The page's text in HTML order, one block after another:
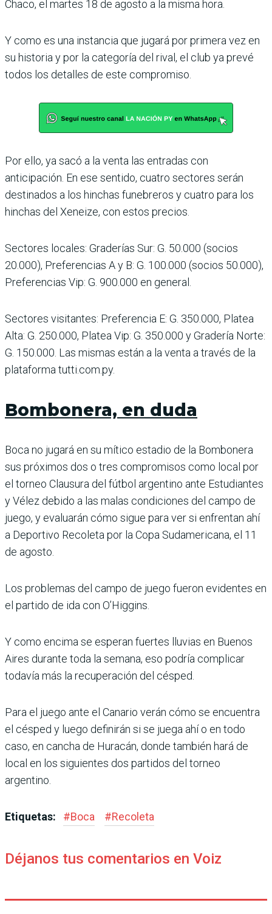
Chaco, el martes 18 de agosto a la misma hora.
Y como es una instancia que jugará por primera vez en
su historia y por la categoría del rival, el club ya prevé
todos los detalles de este compromiso.
Por ello, ya sacó a la venta las entradas con
anticipación. En ese sentido, cuatro sec­tores serán
destinados a los hinchas funebreros y cuatro para los
hinchas del Xeneize, con estos precios.
Sectores locales: Grade­rías Sur: G. 50.000 (socios
20.000), Preferencias A y B: G. 100.000 (socios 50.000),
Preferencias Vip: G. 900.000 en general.
Sectores visitantes: Prefe­rencia E: G. 350.000, Platea
Alta: G. 250.000, Platea Vip: G. 350.000 y Gradería Norte:
G. 150.000. Las mismas están a la venta a través de la
plata­forma tutti.com.py.
Bombonera, en duda
Boca no jugará en su mítico estadio de la Bombonera
sus próximos dos o tres com­promisos como local por
el torneo Clausura del fútbol argentino ante Estudiantes
y Vélez debido a las malas con­diciones del campo de
juego, y evaluarán cómo sigue para ver si enfrentan ahí
a Depor­tivo Recoleta por la Copa Sud­americana, el 11
de agosto.
Los problemas del campo de juego fueron evidentes en
el partido de ida con O’Higgins.
Y como encima se espe­ran fuertes lluvias en Bue­nos
Aires durante toda la semana, eso podría compli­car
todavía más la recupera­ción del césped.
Para el juego ante el Canario verán cómo se encuentra
el césped y luego definirán si se juega ahí o en todo
caso, en cancha de Huracán, donde también hará de
local en los siguientes dos partidos del torneo
argentino.
Etiquetas: #Boca #Recoleta
Déjanos tus comentarios en Voiz